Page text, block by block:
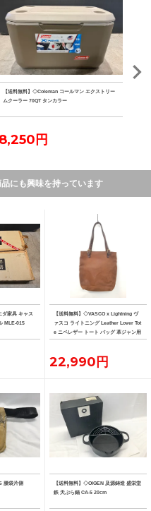
【送料無料】◇Coleman コールマン エクストリー
ムクーラー 70QT タンカラー
8,250円
にも興味を持っています
ダ家具 キャス
MLE-015
【送料無料】◇VASCO x Lightning ヴ
ァスコ ライトニング Leather Lover Tot
e ニベレザー トート バッグ 革ジャン用
トート
22,990円
腰袋片側
【送料無料】◇OIGEN 及源鋳造 盛栄堂
鉄 天ぷら鍋 CA-5 20cm